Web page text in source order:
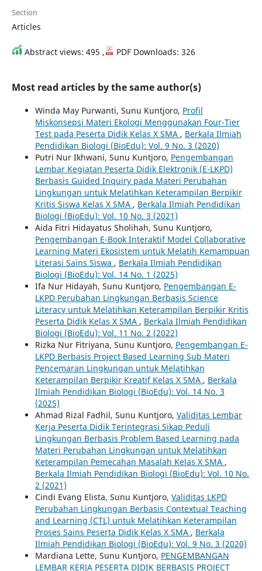
Section
Articles
Abstract views: 495 , PDF Downloads: 326
Most read articles by the same author(s)
Winda May Purwanti, Sunu Kuntjoro, Profil
Miskonsepsi Materi Ekologi Menggunakan Four-Tier
Test pada Peserta Didik Kelas X SMA , Berkala Ilmiah
Pendidikan Biologi (BioEdu): Vol. 9 No. 3 (2020)
Putri Nur Ikhwani, Sunu Kuntjoro, Pengembangan
Lembar Kegiatan Peserta Didik Elektronik (E-LKPD)
Berbasis Guided Inquiry pada Materi Perubahan
Lingkungan untuk Melatihkan Keterampilan Berpikir
Kritis Siswa Kelas X SMA , Berkala Ilmiah Pendidikan
Biologi (BioEdu): Vol. 10 No. 3 (2021)
Aida Fitri Hidayatus Sholihah, Sunu Kuntjoro,
Pengembangan E-Book Interaktif Model Collaborative
Learning Materi Ekosistem untuk Melatih Kemampuan
Literasi Sains Siswa , Berkala Ilmiah Pendidikan
Biologi (BioEdu): Vol. 14 No. 1 (2025)
Ifa Nur Hidayah, Sunu Kuntjoro, Pengembangan E-
LKPD Perubahan Lingkungan Berbasis Science
Literacy untuk Melatihkan Keterampilan Berpikir Kritis
Peserta Didik Kelas X SMA , Berkala Ilmiah Pendidikan
Biologi (BioEdu): Vol. 11 No. 2 (2022)
Rizka Nur Fitriyana, Sunu Kuntjoro, Pengembangan E-
LKPD Berbasis Project Based Learning Sub Materi
Pencemaran Lingkungan untuk Melatihkan
Keterampilan Berpikir Kreatif Kelas X SMA , Berkala
Ilmiah Pendidikan Biologi (BioEdu): Vol. 14 No. 3
(2025)
Ahmad Rizal Fadhil, Sunu Kuntjoro, Validitas Lembar
Kerja Peserta Didik Terintegrasi Sikap Peduli
Lingkungan Berbasis Problem Based Learning pada
Materi Perubahan Lingkungan untuk Melatihkan
Keterampilan Pemecahan Masalah Kelas X SMA ,
Berkala Ilmiah Pendidikan Biologi (BioEdu): Vol. 10 No.
2 (2021)
Cindi Evang Elista, Sunu Kuntjoro, Validitas LKPD
Perubahan Lingkungan Berbasis Contextual Teaching
and Learning (CTL) untuk Melatihkan Keterampilan
Proses Sains Peserta Didik Kelas X SMA , Berkala
Ilmiah Pendidikan Biologi (BioEdu): Vol. 9 No. 3 (2020)
Mardiana Lette, Sunu Kuntjoro, PENGEMBANGAN
LEMBAR KERJA PESERTA DIDIK BERBASIS PROJECT